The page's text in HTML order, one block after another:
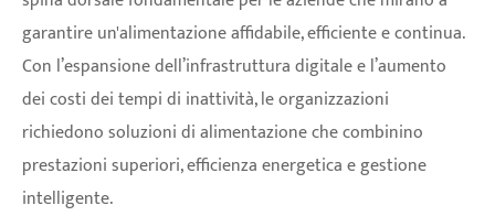
garantire un'alimentazione affidabile, efficiente e continua.
Con l’espansione dell’infrastruttura digitale e l’aumento
dei costi dei tempi di inattività, le organizzazioni
richiedono soluzioni di alimentazione che combinino
prestazioni superiori, efficienza energetica e gestione
intelligente.